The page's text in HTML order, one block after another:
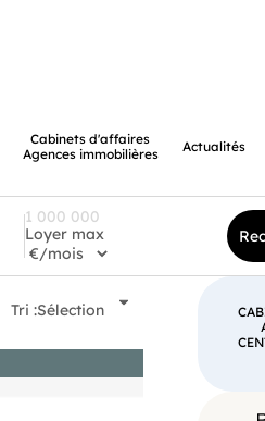
Cabinets d'affaires
Agences immobilières
Actualités
Loyer max
Tri :Sélection